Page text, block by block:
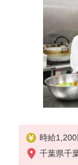
時給1,200
※経験に
千葉県千